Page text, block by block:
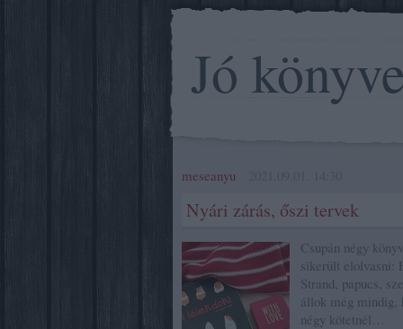
Jó
meseanyu
Nyári zárás, őszi tervek
Csupán négy
sikerült elolvasni:
Strand, papucs,
állok még mindig,
négy kötetnél…